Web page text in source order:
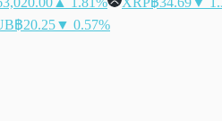
฿20.25▼ 0.57%